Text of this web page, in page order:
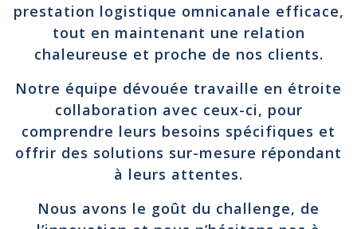
prestation logistique omnicanale efficace,
tout en maintenant une relation
chaleureuse et proche de nos clients.
Notre équipe dévouée travaille en étroite
collaboration avec ceux-ci, pour
comprendre leurs besoins spécifiques et
offrir des solutions sur-mesure répondant
à leurs attentes.
Nous avons le goût du challenge, de